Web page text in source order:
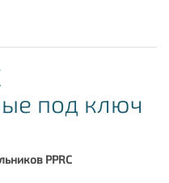
под ключ
PPRC